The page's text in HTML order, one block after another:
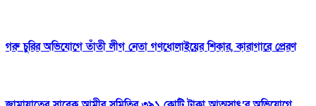
গরু চুরির অভিযোগে তাঁতী লীগ নেতা গণধোলাইয়ের শিকার, কারাগারে প্রেরণ